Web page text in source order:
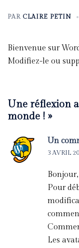
PAR CLAIRE PETIN
Bienvenue sur
Modifiez-le ou
Une réflexion
monde ! »
Un
3 AVRIL
Pour
Les